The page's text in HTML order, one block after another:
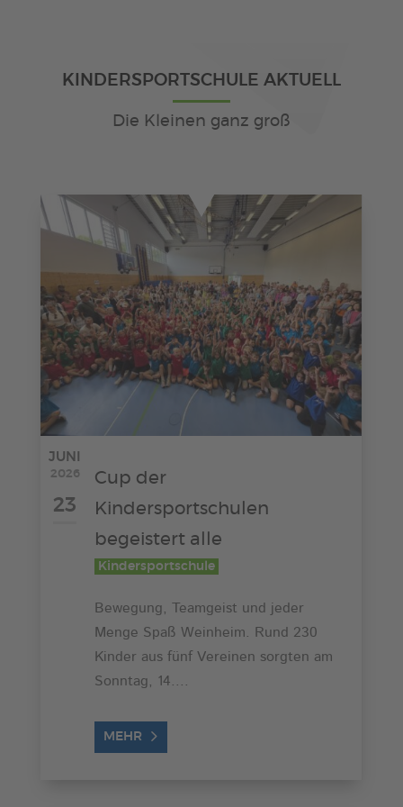
KINDERSPORTSCHULE AKTUELL
Die Kleinen ganz groß
JUNI
2026
23
Cup der
Kindersportschulen
begeistert alle
Kindersportschule
Bewegung, Teamgeist und jeder
Menge Spaß Weinheim. Rund 230
Kinder aus fünf Vereinen sorgten am
Sonntag, 14....
MEHR